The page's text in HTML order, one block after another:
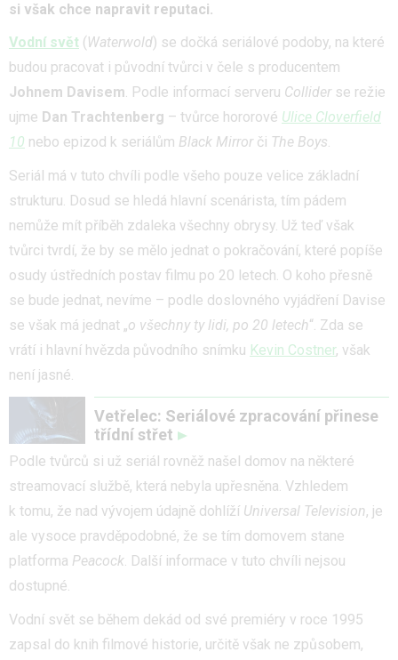
si však chce napravit reputaci.
Vodní svět ( Waterwold) se dočká seriálové podoby, na které
budou pracovat i původní tvůrci v čele s producentem
Johnem Davisem. Podle informací serveru Collider se režie
ujme Dan Trachtenberg – tvůrce hororové Ulice Cloverfield
10 nebo epizod k seriálům Black Mirror či The Boys.
Seriál má v tuto chvíli podle všeho pouze velice základní
strukturu. Dosud se hledá hlavní scenárista, tím pádem
nemůže mít příběh zdaleka všechny obrysy. Už teď však
tvůrci tvrdí, že by se mělo jednat o pokračování, které popíše
osudy ústředních postav filmu po 20 letech. O koho přesně
se bude jednat, nevíme – podle doslovného vyjádření Davise
se však má jednat „o všechny ty lidi, po 20 letech“. Zda se
vrátí i hlavní hvězda původního snímku Kevin Costner, však
není jasné.
Vetřelec: Seriálové zpracování přinese
třídní střet
Podle tvůrců si už seriál rovněž našel domov na některé
streamovací službě, která nebyla upřesněna. Vzhledem
k tomu, že nad vývojem údajně dohlíží Universal Television, je
ale vysoce pravděpodobné, že se tím domovem stane
platforma Peacock. Další informace v tuto chvíli nejsou
dostupné.
Vodní svět se během dekád od své premiéry v roce 1995
zapsal do knih filmové historie, určitě však ne způsobem,